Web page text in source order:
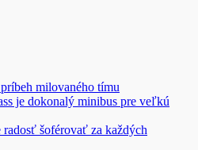
milovaného tímu
je dokonalý minibus pre veľkú
šoférovať za každých